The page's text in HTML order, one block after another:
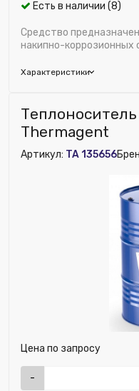
Есть в наличии (8)
Средство
накипно-
Характеристики
Бренд:
Глубина (мм):
181
Исключить из
Нет
Теплоноситель
Thermagent
Артикул: TA 135656
Цена по запросу
-